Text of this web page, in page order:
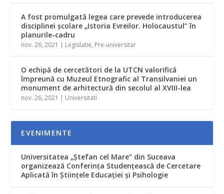
A fost promulgată legea care prevede introducerea
disciplinei şcolare „Istoria Evreilor. Holocaustul” în
planurile-cadru
nov. 26, 2021 | Legislatie, Pre-universitar
O echipă de cercetători de la UTCN valorifică
împreună cu Muzeul Etnografic al Transilvaniei un
monument de arhitectură din secolul al XVIII-lea
nov. 26, 2021 | Universitati
EVENIMENTE
Universitatea „Ștefan cel Mare” din Suceava
organizează Conferința Studențească de Cercetare
Aplicată în Științele Educației și Psihologie